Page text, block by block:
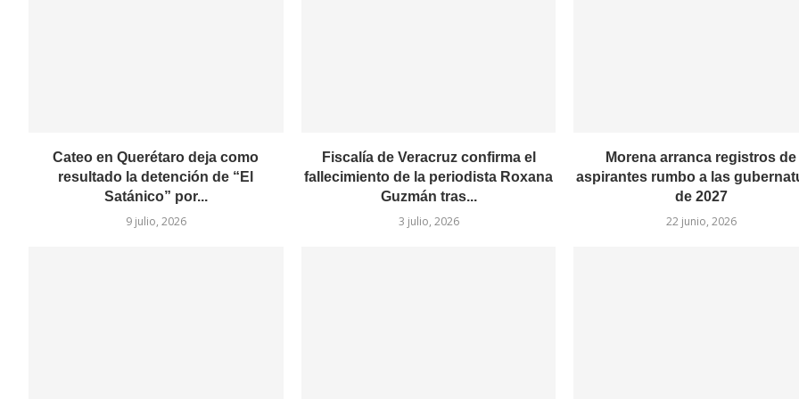
Cateo en Querétaro deja como
resultado la detención de “El
Satánico” por...
9 julio, 2026
Fiscalía de Veracruz confirma el
fallecimiento de la periodista Roxana
Guzmán tras...
3 julio, 2026
Morena arranca registros de
aspirantes rumbo a las
de 2027
22 junio, 2026